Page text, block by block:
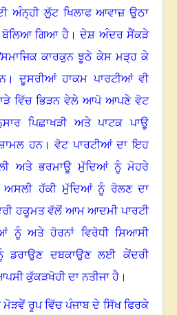
ਅੰਨ੍ਹੀ ਲੁੱਟ ਖਿਲਾਫ ਆਵਾਜ਼ ਉਠਾ
ਬੋਲਿਆ ਗਿਆ ਹੈ।ਦੇਸ਼ ਅੰਦਰ ਸੈਂਕੜੇ
ਕਾਰਕੁਨ ਝੂਠੇ ਕੇਸ ਮੜ੍ਹ ਕੇ
।ਦੂਸਰੀਆਂ ਹਾਕਮ ਪਾਰਟੀਆਂ ਵੀ
ਵਿੱਚ ਭਿੜਨ ਵੇਲੇ ਆਪੋ ਆਪਣੇ ਵੋਟ
ਪਿਛਾਖੜੀ ਅਤੇ ਪਾਟਕ ਪਾਊ
ਹਨ।ਵੋਟ ਪਾਰਟੀਆਂ ਦਾ ਇਹ
ਅਤੇ ਭਰਮਾਊ ਮੁੱਦਿਆਂ ਨੂੰ ਮੋਹਰੇ
ਅਸਲੀ ਹੱਕੀ ਮੁੱਦਿਆਂ ਨੂੰ ਰੋਲਣ ਦਾ
ਹਕੂਮਤ ਵੱਲੋਂ ਆਮ ਆਦਮੀ ਪਾਰਟੀ
ਅਤੇ ਹੋਰਨਾਂ ਵਿਰੋਧੀ ਸਿਆਸੀ
ਦਬਕਾਉਣ ਲਈ ਕੇਂਦਰੀ
ਕੁੱਕੜਖੋਹੀ ਦਾ ਨਤੀਜਾ ਹੈ ।
ਮੋੜਵੇਂ ਰੂਪ ਵਿੱਚ ਪੰਜਾਬ ਦੇ ਸਿੱਖ ਫਿਰਕੇ